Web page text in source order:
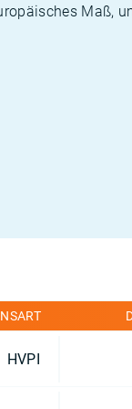
Maß,
HVPI